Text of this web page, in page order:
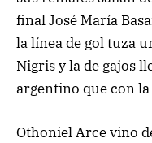
final José María
la línea de gol tuza
Nigris y la de gajos
argentino que con
Othoniel Arce vino